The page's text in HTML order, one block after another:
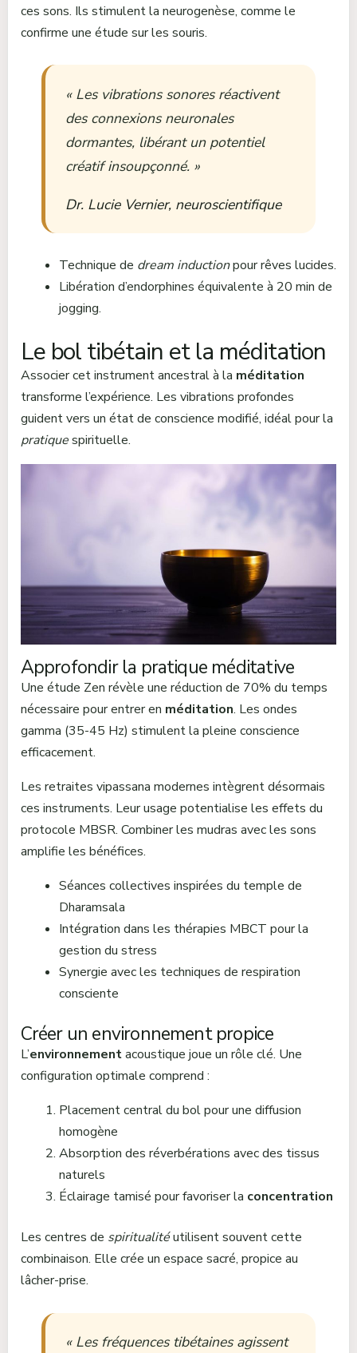
ces sons. Ils stimulent la neurogenèse, comme le
confirme une étude sur les souris.
« Les vibrations sonores réactivent
des connexions neuronales
dormantes, libérant un potentiel
créatif insoupçonné. »
Dr. Lucie Vernier, neuroscientifique
Technique de dream inductionpour rêves lucides.
Libération d’endorphines équivalente à 20 min de
jogging.
Le bol tibétain et la méditation
Associer cet instrument ancestral à la méditation
transforme l’expérience. Les vibrations profondes
guident vers un état de conscience modifié, idéal pour la
pratiquespirituelle.
Approfondir la pratique méditative
Une étude Zen révèle une réduction de 70% du temps
nécessaire pour entrer en méditation. Les ondes
gamma (35-45 Hz) stimulent la pleine conscience
efficacement.
Les retraites vipassana modernes intègrent désormais
ces instruments. Leur usage potentialise les effets du
protocole MBSR. Combiner les mudras avec les sons
amplifie les bénéfices.
Séances collectives inspirées du temple de
Dharamsala
Intégration dans les thérapies MBCT pour la
gestion du stress
Synergie avec les techniques de respiration
consciente
Créer un environnement propice
L’environnementacoustique joue un rôle clé. Une
configuration optimale comprend :
Placement central du bol pour une diffusion
homogène
Absorption des réverbérations avec des tissus
naturels
Éclairage tamisé pour favoriser la concentration
Les centres de spiritualitéutilisent souvent cette
combinaison. Elle crée un espace sacré, propice au
lâcher-prise.
« Les fréquences tibétaines agissent